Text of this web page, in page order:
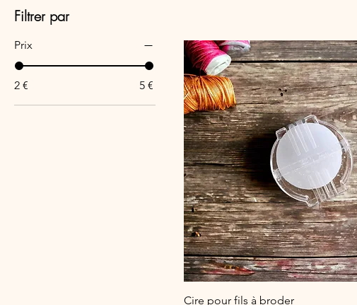
Filtrer par
Prix
2 € 5 €
Cire pour fils à broder